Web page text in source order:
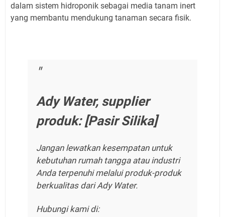
dalam sistem hidroponik sebagai media tanam inert
yang membantu mendukung tanaman secara fisik.
Ady Water, supplier
produk: [Pasir Silika]
Jangan lewatkan kesempatan untuk
kebutuhan rumah tangga atau industri
Anda terpenuhi melalui produk-produk
berkualitas dari Ady Water.
Hubungi kami di: